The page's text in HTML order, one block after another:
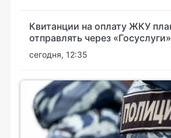
Квитанции на оплату ЖКУ
отправлять через «Госуслуги»
сегодня, 12:35